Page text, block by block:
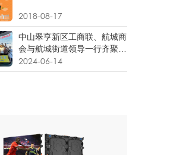
2018-08-17
中山翠亨新区工商联、航城商
会与航城街道领导一行齐聚联
诚发！共探高质量发展新路
径！
2024-06-14